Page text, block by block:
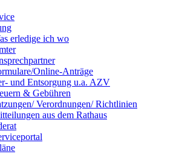
erledige ich wo
Online-Anträge
und Entsorgung u.a. AZV
& Gebühren
Verordnungen/ Richtlinien
aus dem Rathaus